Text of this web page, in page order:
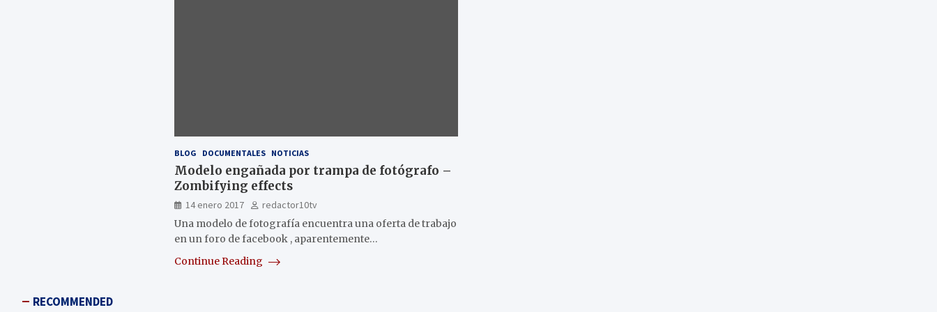
BLOG DOCUMENTALES NOTICIAS
Modelo engañada por trampa de fotógrafo –
Zombifying effects
14 enero 2017
redactor10tv
Una modelo de fotografía encuentra una oferta de trabajo
en un foro de facebook , aparentemente…
Continue Reading
RECOMMENDED